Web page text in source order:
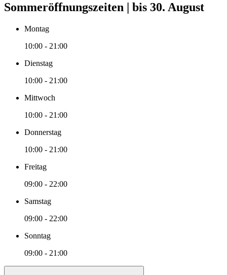
Sommeröffnungszeiten | bis 30. August
Montag
10:00 - 21:00
Dienstag
10:00 - 21:00
Mittwoch
10:00 - 21:00
Donnerstag
10:00 - 21:00
Freitag
09:00 - 22:00
Samstag
09:00 - 22:00
Sonntag
09:00 - 21:00